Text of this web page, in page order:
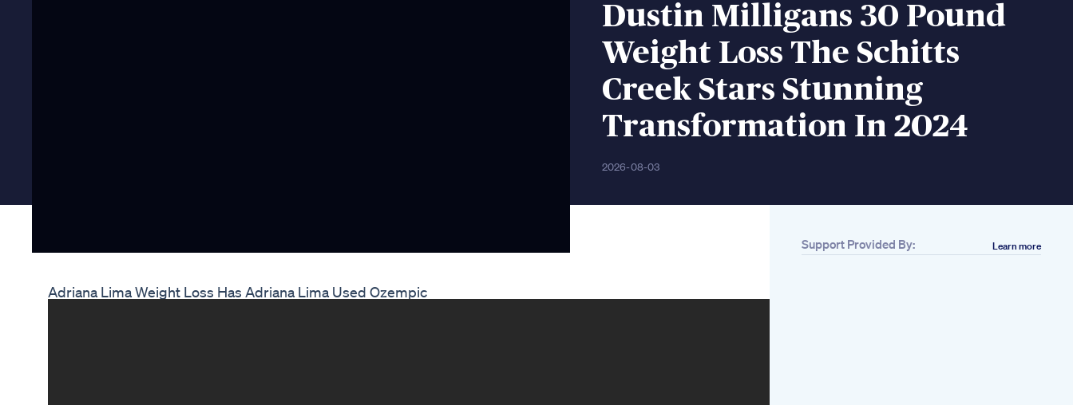
Dustin Milligans 30 Pound
Weight Loss The Schitts
Creek Stars Stunning
Transformation In 2024
2026-08-03
Adriana Lima Weight Loss Has Adriana Lima Used Ozempic
Support Provided By: Learn more